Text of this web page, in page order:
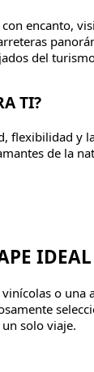
encanto,
del
TI?
flexibilidad
de la
IDEAL
o
solo viaje.